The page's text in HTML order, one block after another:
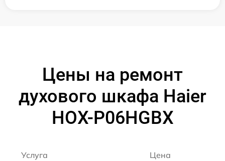
Цены на ремонт
духового шкафа Haier
HOX-P06HGBX
Услуга Цена